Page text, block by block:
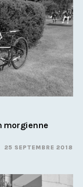
morgienne
25 SEPTEMBRE 2018